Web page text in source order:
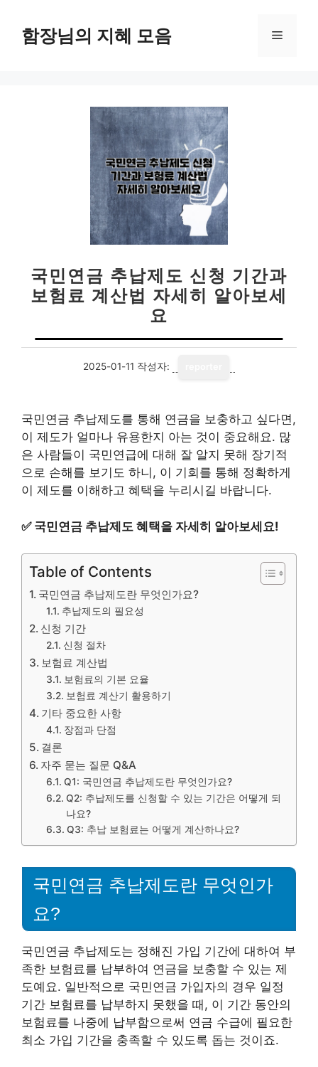
함장님의 지혜 모음 메
국민연금 추납제도 신청 기간과
보험료 계산법 자세히 알아보세
요
2025-01-11 작성자:
국민연금 추납제도를 통해 연금을 보충하고 싶다면,
이 제도가 얼마나 유용한지 아는 것이 중요해요. 많
은 사람들이 국민연급에 대해 잘 알지 못해 장기적
으로 손해를 보기도 하니, 이 기회를 통해 정확하게
이 제도를 이해하고 혜택을 누리시길 바랍니다.
✅ 국민연금 추납제도 혜택을 자세히 알아보세요!
Table of Contents
국민연금 추납제도란 무엇인가요?
추납제도의 필요성
신청 기간
신청 절차
보험료 계산법
보험료의 기본 요율
보험료 계산기 활용하기
기타 중요한 사항
장점과 단점
결론
자주 묻는 질문 Q&A
Q1: 국민연금 추납제도란 무엇인가요?
Q2: 추납제도를 신청할 수 있는 기간은 어떻게 되
나요?
Q3: 추납 보험료는 어떻게 계산하나요?
국민연금 추납제도란 무엇인가
요?
국민연금 추납제도는 정해진 가입 기간에 대하여 부
족한 보험료를 납부하여 연금을 보충할 수 있는 제
도예요. 일반적으로 국민연금 가입자의 경우 일정
기간 보험료를 납부하지 못했을 때, 이 기간 동안의
보험료를 나중에 납부함으로써 연금 수급에 필요한
최소 가입 기간을 충족할 수 있도록 돕는 것이죠.